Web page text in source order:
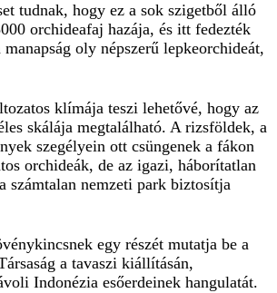
tudnak, hogy ez a sok szigetből álló
orchideafaj hazája, és itt fedezték
oly népszerű lepkeorchideát,
klímája teszi lehetővé, hogy az
skálája megtalálható. A rizsföldek, a
szegélyein ott csüngenek a fákon
orchideák, de az igazi, háborítatlan
számtalan nemzeti park biztosítja
egy részét mutatja be a
a tavaszi kiállításán,
Indonézia esőerdeinek hangulatát.